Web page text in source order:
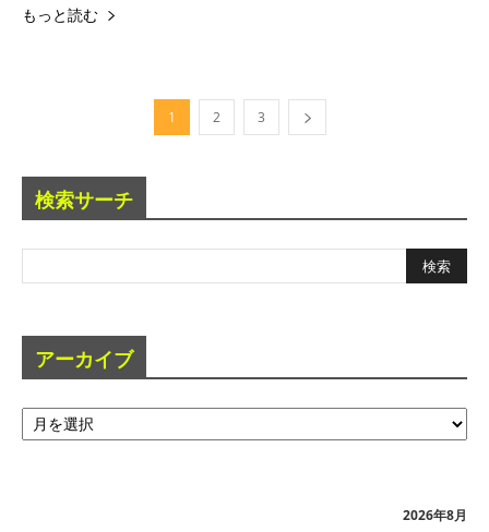
もっと読む
1 2 3
検索サーチ
アーカイブ
ア
ー
2026年8月